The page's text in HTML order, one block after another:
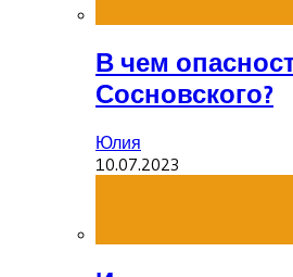
В чем
Сосновского?
Юлия
10.07.2023